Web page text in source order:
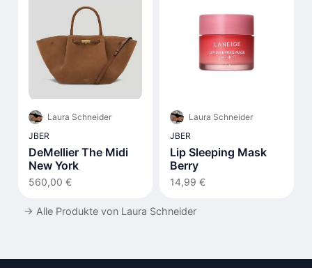
Laura Schneider
JBER
DeMellier The Midi
New York
560,00 €
Laura Schneider
JBER
Lip Sleeping Mask
Berry
14,99 €
→ Alle Produkte von Laura Schneider